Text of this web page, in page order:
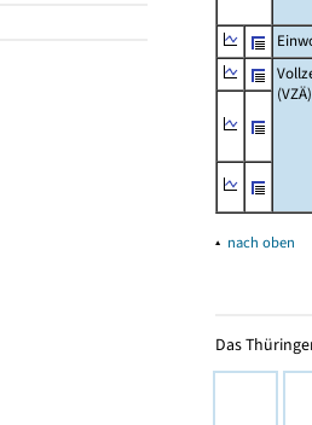
(VZÄ)
▴ nach oben
Das